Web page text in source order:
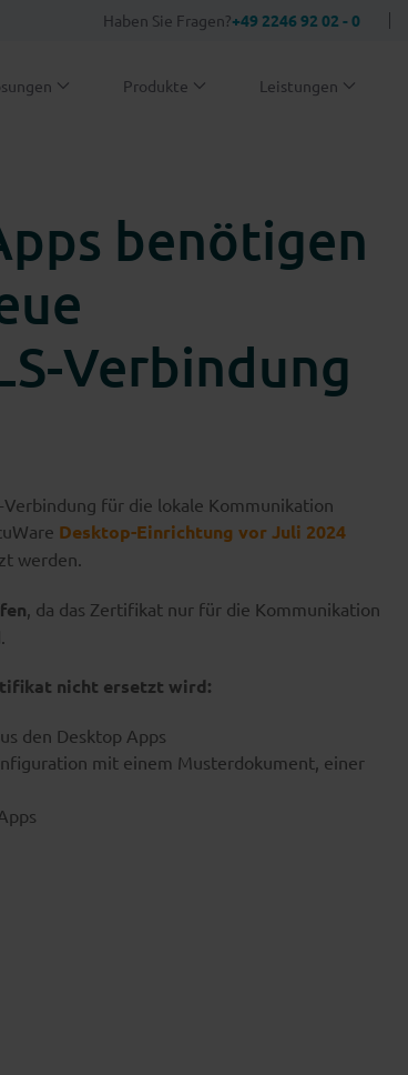
Haben Sie Fragen?+49 2246 92 02 - 0
Produkte Leistungen
benötigen
Verbindung
für die lokale Kommunikation
Desktop-Einrichtung vor Juli 2024
werden.
, da das Zertifikat nur für die Kommunikation
nicht ersetzt wird:
den Desktop Apps
mit einem Musterdokument, einer